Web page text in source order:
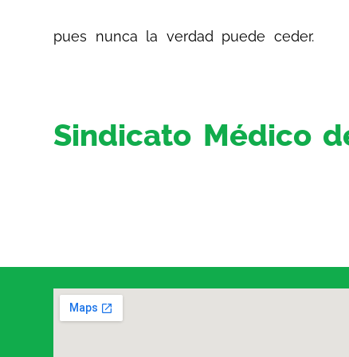
pues nunca la verdad puede ceder.
Sindicato Médico